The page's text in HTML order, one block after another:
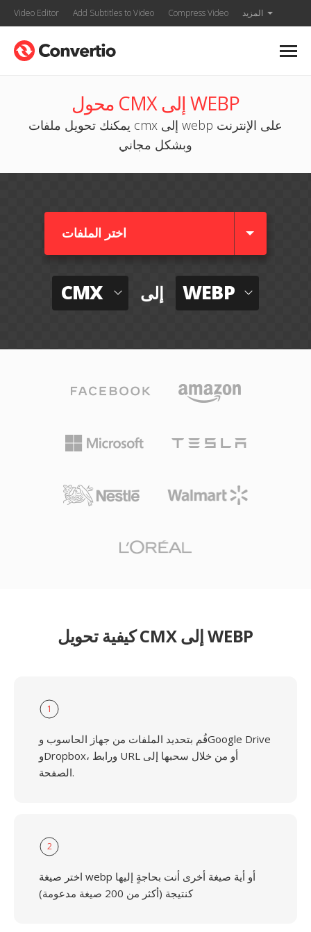
Video Editor Add Subtitles to Video Compress Video المزيد
محول CMX إلى WEBP
يمكنك تحويل ملفات cmx إلى webp على الإنترنت
وبشكل مجاني
اختر الملفات
CMX إلى WEBP
كيفية تحويل CMX إلى WEBP
1
قُم بتحديد الملفات من جهاز الحاسوب وGoogle Drive
وDropbox، ورابط URL أو من خلال سحبها إلى
الصفحة.
2
اختر صيغة webp أو أية صيغة أخرى أنت بحاجةٍ إليها
كنتيجة (أكثر من 200 صيغة مدعومة)